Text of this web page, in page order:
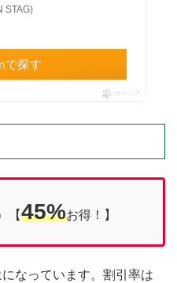
STAG)
で探す
ポチップ
【45%お得！】
なっています。割引率は